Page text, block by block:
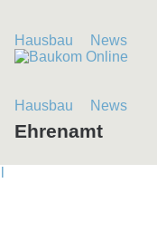
Hausbau News
Hausbau News
Ehrenamt